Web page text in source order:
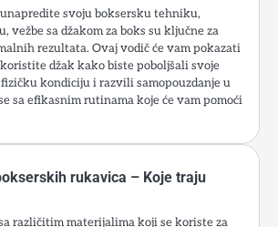
svoju boksersku tehniku,
vežbe sa džakom za boks su ključne za
rezultata. Ovaj vodič će vam pokazati
džak kako biste poboljšali svoje
kondiciju i razvili samopouzdanje u
sa efikasnim rutinama koje će vam pomoći
rukavica – Koje traju
različitim materijalima koji se koriste za